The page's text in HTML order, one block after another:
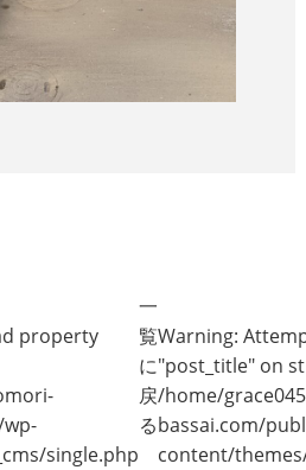
property
single.php
一
覧
に
戻
る
Warning:
"post_title" on
/home/
bassai.com/
content/